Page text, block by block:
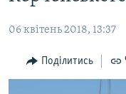
до
основної
Перейти
до
БЛОГИ
ПОГЛЯД
06 квітень 2018, 13:37
Поділитись